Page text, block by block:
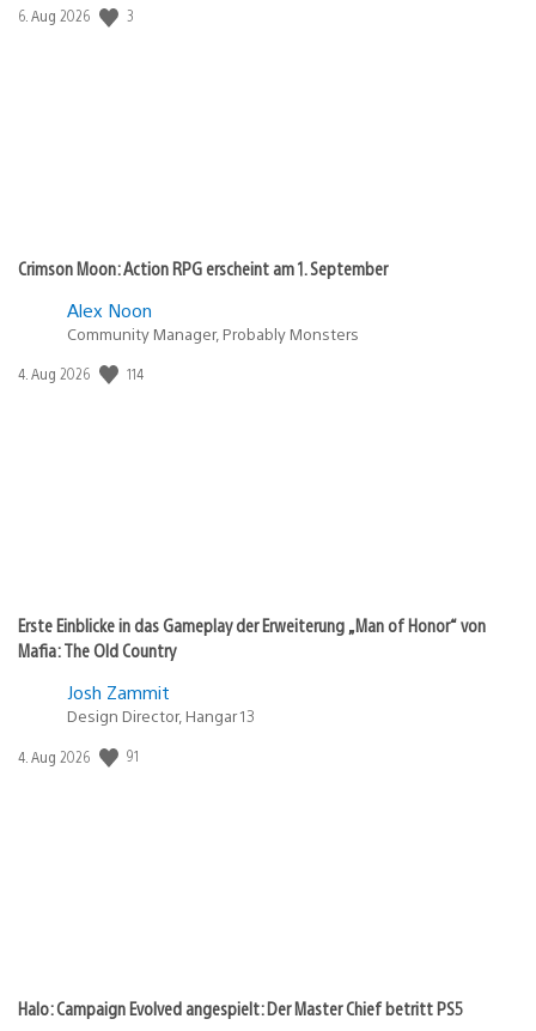
Veröffentlichungsdatum:
6. Aug 2026 3
Crimson Moon: Action RPG erscheint am 1. September
Alex Noon
Community Manager, Probably Monsters
Veröffentlichungsdatum:
4. Aug 2026 114
Erste Einblicke in das Gameplay der Erweiterung „Man of Honor“ von
Mafia: The Old Country
Josh Zammit
Design Director, Hangar 13
Veröffentlichungsdatum:
4. Aug 2026 91
Halo: Campaign Evolved angespielt: Der Master Chief betritt PS5